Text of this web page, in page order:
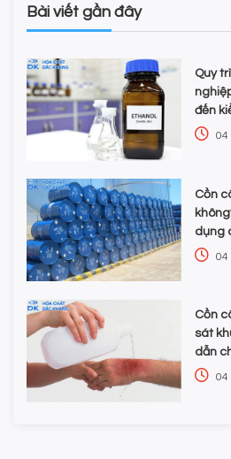
Bài viết gần đây
Quy
đến
chọn
04
Cồn
dụng
nghiệp
04
Cồn
sát
dẫn
04